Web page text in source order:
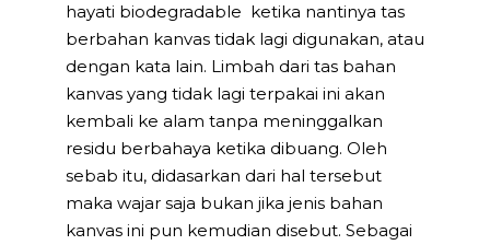
hayati biodegradable ketika nantinya tas
berbahan kanvas tidak lagi digunakan, atau
dengan kata lain. Limbah dari tas bahan
kanvas yang tidak lagi terpakai ini akan
kembali ke alam tanpa meninggalkan
residu berbahaya ketika dibuang. Oleh
sebab itu, didasarkan dari hal tersebut
maka wajar saja bukan jika jenis bahan
kanvas ini pun kemudian disebut. Sebagai